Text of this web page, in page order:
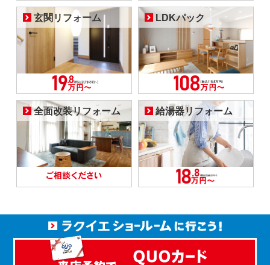
玄関リフォーム LDKパック
全面改装リフォーム 給湯器リフォーム